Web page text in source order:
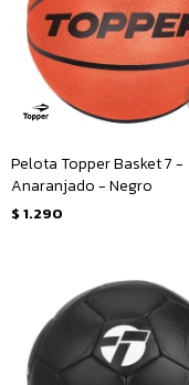
Pelota Topper Basket 7 -
Anaranjado - Negro
$ 1.290